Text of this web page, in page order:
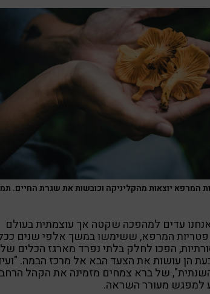
המרפא יוצאות מהקליניקה וכובשות את שגרת החיים.
עדים למהפכה שקטה אך עוצמתית בעולם
פטריות המרפא, ששימשו במשך אלפי שנים
הפכו לחלק בלתי נפרד מארגז הכלים של
הן עושות את הצעד הבא אל מרכז הבמה.
של ברא צמחים מזמינה את הקהל הרחב
למפגש מעורר השראה.